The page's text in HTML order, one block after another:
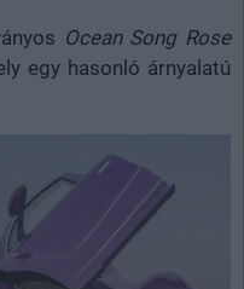
Ocean Song Rose
egy hasonló árnyalatú